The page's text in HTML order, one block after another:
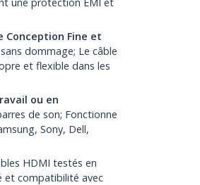
Conception Fine et
dommage; Le câble
et flexible dans les
ou en
de son; Fonctionne
Sony, Dell,
HDMI testés en
et compatibilité avec